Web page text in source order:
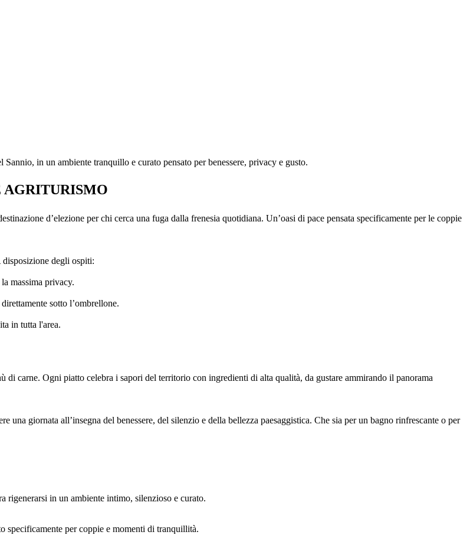
in un ambiente tranquillo e curato pensato per benessere, privacy e gusto.
AGRITURISMO
d’elezione per chi cerca una fuga dalla frenesia quotidiana. Un’oasi di pace pensata specificamente per le coppie
disposizione degli ospiti:
massima privacy.
sotto l’ombrellone.
in tutta l'area.
carne. Ogni piatto celebra i sapori del territorio con ingredienti di alta qualità, da gustare ammirando il panorama
una giornata all’insegna del benessere, del silenzio e della bellezza paesaggistica. Che sia per un bagno rinfrescante o per
rigenerarsi in un ambiente intimo, silenzioso e curato.
specificamente per coppie e momenti di tranquillità.